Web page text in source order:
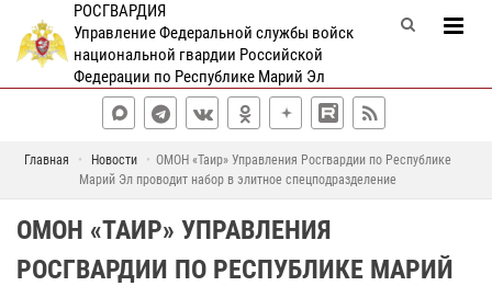
РОСГВАРДИЯ
Управление Федеральной службы войск
национальной гвардии Российской
Федерации по Республике Марий Эл
Главная Новости
ОМОН «Таир» Управления Росгвардии по Республике
Марий Эл проводит набор в элитное спецподразделение
ОМОН «ТАИР» УПРАВЛЕНИЯ
РОСГВАРДИИ ПО РЕСПУБЛИКЕ МАРИЙ